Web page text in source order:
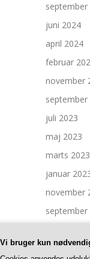
september
juni 2024
april 2024
februar
november
september
juli 2023
maj 2023
marts 2023
januar
november
september
Vi bruger kun